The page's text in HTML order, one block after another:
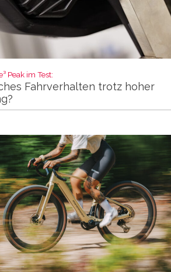
Peak im Test:
Fahrverhalten trotz hoher